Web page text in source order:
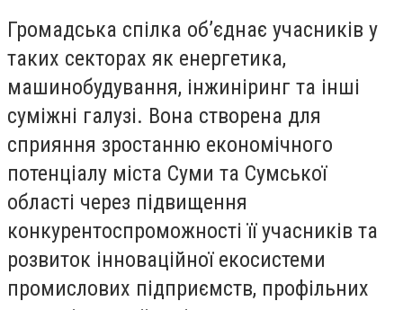
Громадська спілка об’єднає учасників у
таких секторах як енергетика,
машинобудування, інжиніринг та інші
суміжні галузі. Вона створена для
сприяння зростанню економічного
потенціалу міста Суми та Сумської
області через підвищення
конкурентоспроможності її учасників та
розвиток інноваційної екосистеми
промислових підприємств, профільних